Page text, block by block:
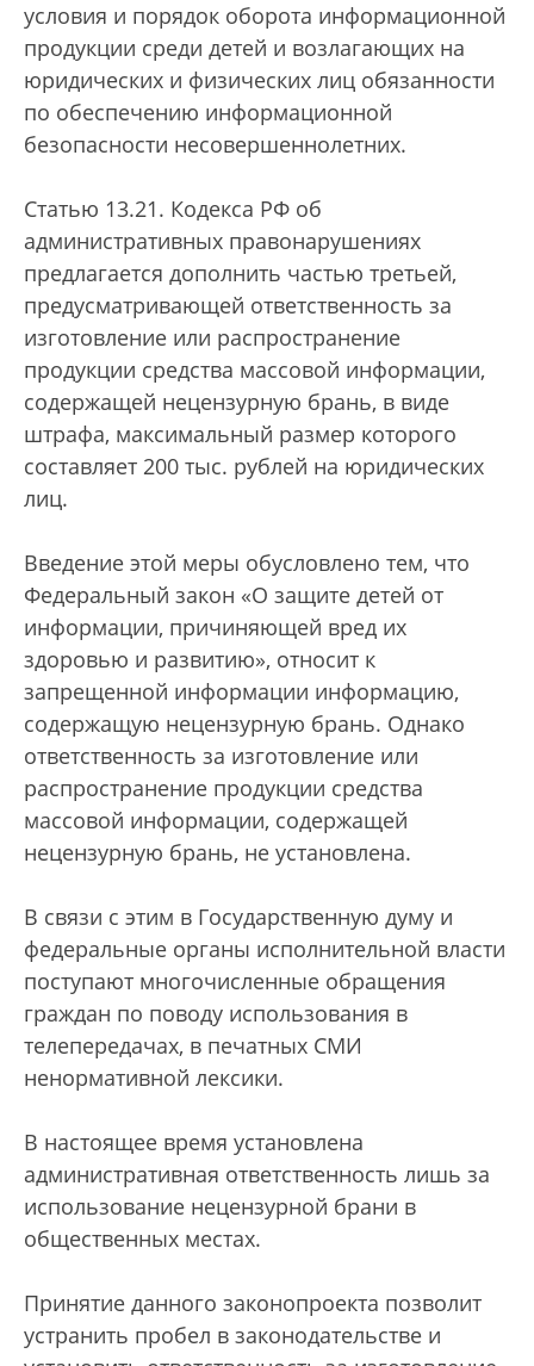
условия и порядок оборота информационной
продукции среди детей и возлагающих на
юридических и физических лиц обязанности
по обеспечению информационной
безопасности несовершеннолетних.
Статью 13.21. Кодекса РФ об
административных правонарушениях
предлагается дополнить частью третьей,
предусматривающей ответственность за
изготовление или распространение
продукции средства массовой информации,
содержащей нецензурную брань, в виде
штрафа, максимальный размер которого
составляет 200 тыс. рублей на юридических
лиц.
Введение этой меры обусловлено тем, что
Федеральный закон «О защите детей от
информации, причиняющей вред их
здоровью и развитию», относит к
запрещенной информации информацию,
содержащую нецензурную брань. Однако
ответственность за изготовление или
распространение продукции средства
массовой информации, содержащей
нецензурную брань, не установлена.
В связи с этим в Государственную думу и
федеральные органы исполнительной власти
поступают многочисленные обращения
граждан по поводу использования в
телепередачах, в печатных СМИ
ненормативной лексики.
В настоящее время установлена
административная ответственность лишь за
использование нецензурной брани в
общественных местах.
Принятие данного законопроекта позволит
устранить пробел в законодательстве и